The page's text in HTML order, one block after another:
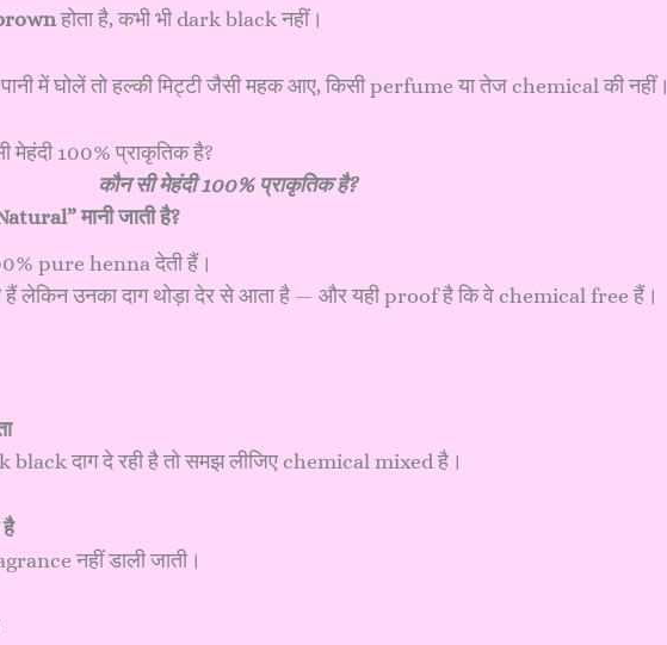
होता है, कभी भी dark black नहीं।
में घोलें तो हल्की मिट्टी जैसी महक आए, किसी perfume या तेज chemical की नहीं।
कौन सी मेहंदी 100% प्राकृतिक है?
मानी जाती है?
pure henna देती हैं।
लेकिन उनका दाग थोड़ा देर से आता है — और यही proof है कि वे chemical free हैं।
दाग दे रही है तो समझ लीजिए chemical mixed है।
है
नहीं डाली जाती।